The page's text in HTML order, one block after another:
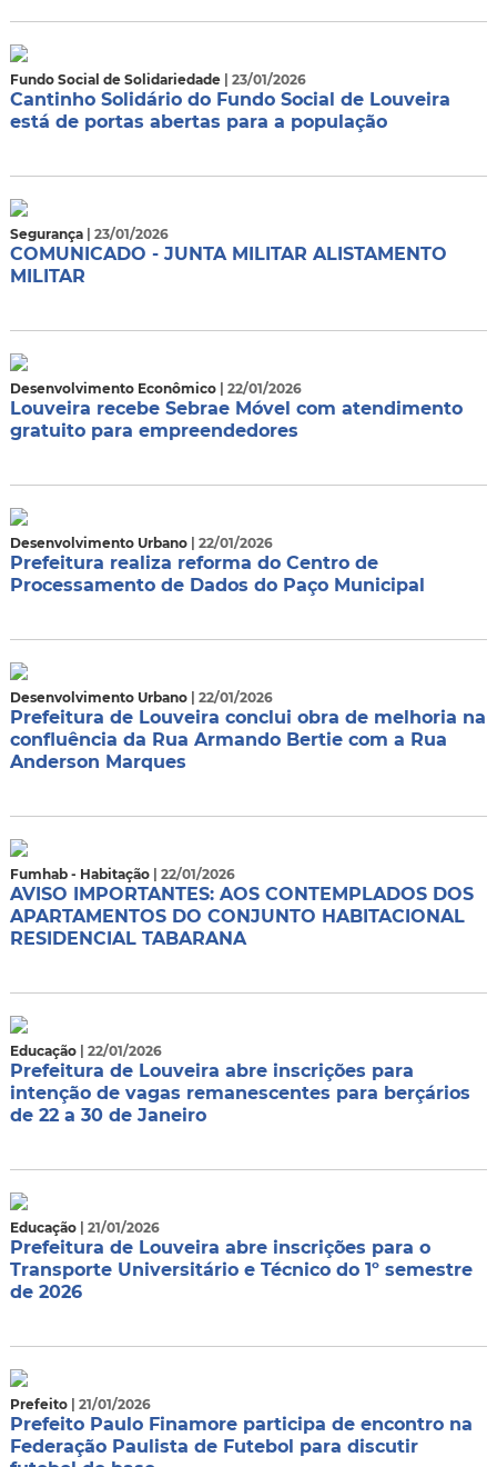
Fundo Social de Solidariedade | 23/01/2026
Cantinho Solidário do Fundo Social de Louveira
está de portas abertas para a população
Segurança | 23/01/2026
COMUNICADO - JUNTA MILITAR ALISTAMENTO
MILITAR
Desenvolvimento Econômico | 22/01/2026
Louveira recebe Sebrae Móvel com atendimento
gratuito para empreendedores
Desenvolvimento Urbano | 22/01/2026
Prefeitura realiza reforma do Centro de
Processamento de Dados do Paço Municipal
Desenvolvimento Urbano | 22/01/2026
Prefeitura de Louveira conclui obra de melhoria na
confluência da Rua Armando Bertie com a Rua
Anderson Marques
Fumhab - Habitação | 22/01/2026
AVISO IMPORTANTES: AOS CONTEMPLADOS DOS
APARTAMENTOS DO CONJUNTO HABITACIONAL
RESIDENCIAL TABARANA
Educação | 22/01/2026
Prefeitura de Louveira abre inscrições para
intenção de vagas remanescentes para berçários
de 22 a 30 de Janeiro
Educação | 21/01/2026
Prefeitura de Louveira abre inscrições para o
Transporte Universitário e Técnico do 1º semestre
de 2026
Prefeito | 21/01/2026
Prefeito Paulo Finamore participa de encontro na
Federação Paulista de Futebol para discutir